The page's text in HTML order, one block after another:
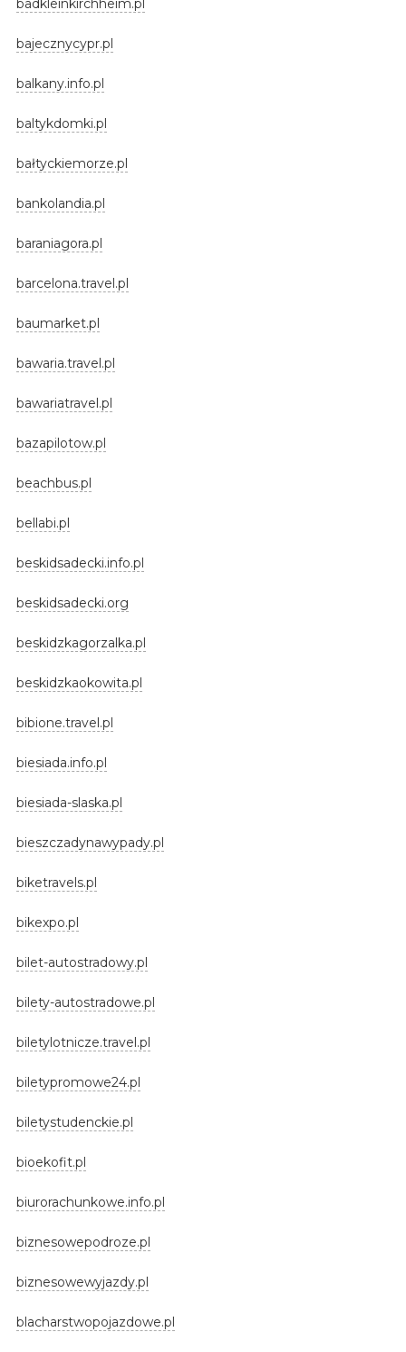
badkleinkirchheim.pl
bajecznycypr.pl
balkany.info.pl
baltykdomki.pl
bałtyckiemorze.pl
bankolandia.pl
baraniagora.pl
barcelona.travel.pl
baumarket.pl
bawaria.travel.pl
bawariatravel.pl
bazapilotow.pl
beachbus.pl
bellabi.pl
beskidsadecki.info.pl
beskidsadecki.org
beskidzkagorzalka.pl
beskidzkaokowita.pl
bibione.travel.pl
biesiada.info.pl
biesiada-slaska.pl
bieszczadynawypady.pl
biketravels.pl
bikexpo.pl
bilet-autostradowy.pl
bilety-autostradowe.pl
biletylotnicze.travel.pl
biletypromowe24.pl
biletystudenckie.pl
bioekofit.pl
biurorachunkowe.info.pl
biznesowepodroze.pl
biznesowewyjazdy.pl
blacharstwopojazdowe.pl